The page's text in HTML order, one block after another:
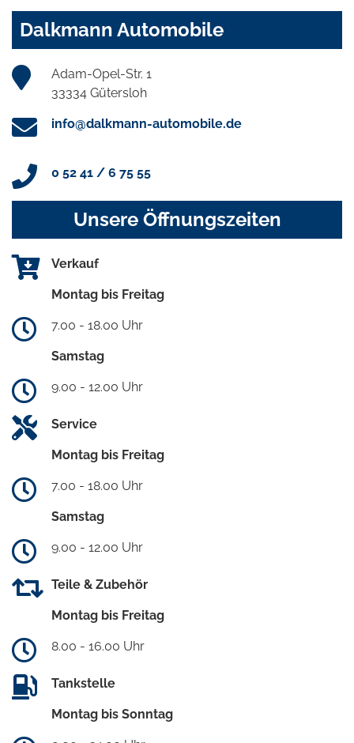
Dalkmann Automobile
Adam-Opel-Str. 1
33334 Gütersloh
info@dalkmann-automobile.de
0 52 41 / 6 75 55
Unsere Öffnungszeiten
Verkauf
Montag bis Freitag
7.00 - 18.00 Uhr
Samstag
9.00 - 12.00 Uhr
Service
Montag bis Freitag
7.00 - 18.00 Uhr
Samstag
9.00 - 12.00 Uhr
Teile & Zubehör
Montag bis Freitag
8.00 - 16.00 Uhr
Tankstelle
Montag bis Sonntag